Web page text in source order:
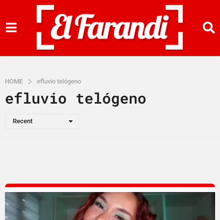
HOME efluvio telógeno
efluvio telógeno
Recent